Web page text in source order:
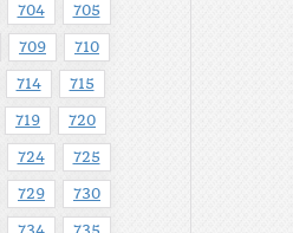
704 705
709 710
714 715
719 720
724 725
729 730